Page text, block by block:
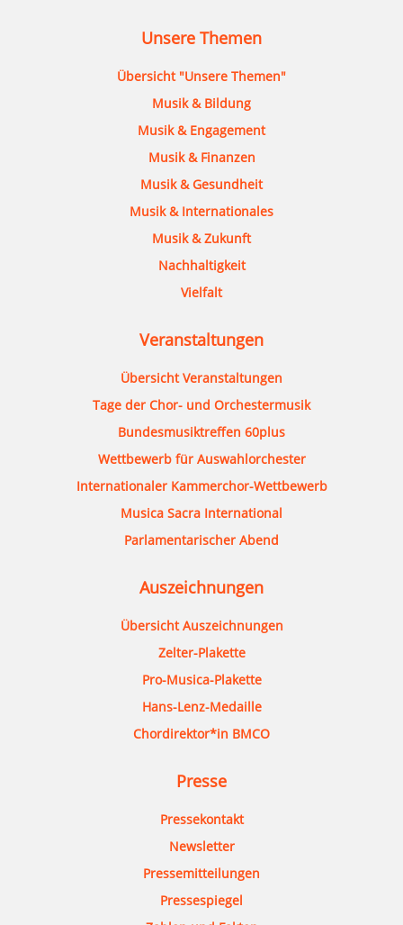
Unsere Themen
Übersicht "Unsere Themen"
Musik & Bildung
Musik & Engagement
Musik & Finanzen
Musik & Gesundheit
Musik & Internationales
Musik & Zukunft
Nachhaltigkeit
Vielfalt
Veranstaltungen
Übersicht Veranstaltungen
Tage der Chor- und Orchestermusik
Bundesmusiktreffen 60plus
Wettbewerb für Auswahlorchester
Internationaler Kammerchor-Wettbewerb
Musica Sacra International
Parlamentarischer Abend
Auszeichnungen
Übersicht Auszeichnungen
Zelter-Plakette
Pro-Musica-Plakette
Hans-Lenz-Medaille
Chordirektor*in BMCO
Presse
Pressekontakt
Newsletter
Pressemitteilungen
Pressespiegel